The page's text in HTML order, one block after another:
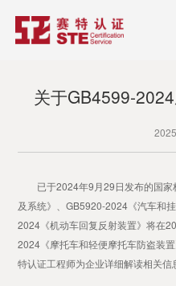
关于GB4599-
已于2024年9月29日发布的国家
及系统》、GB5920-2024《汽车和
2024《机动车回复反射装置》将在
2024《摩托车和轻便摩托车防盗装
特认证工程师为企业详细解读相关信